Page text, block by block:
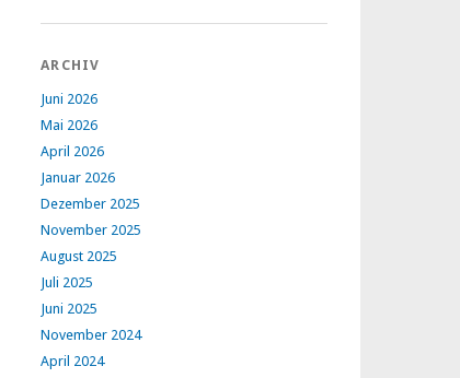
ARCHIV
Juni 2026
Mai 2026
April 2026
Januar 2026
Dezember 2025
November 2025
August 2025
Juli 2025
Juni 2025
November 2024
April 2024